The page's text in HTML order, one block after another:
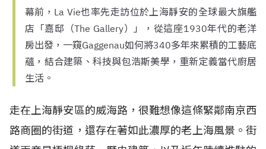
幕前，La Vie也率先走訪位於上海靜安的全球最大旗艦
店「嘉邸（The Gallery）」，從這座1930年代的老洋
房出發，一窺Gaggenau如何將340多年來累積的工藝底
蘊，結合建築、科技與包浩斯美學，重新定義當代廚居
生活。
走在上海靜安區的威海路，很難想像這條緊鄰南京西
路商圈的街道，還存在著如此濃厚的老上海風景。街